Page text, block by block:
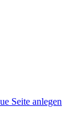
Seite anlegen